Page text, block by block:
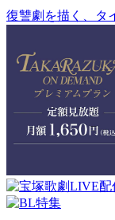
復讐劇を描く、タ